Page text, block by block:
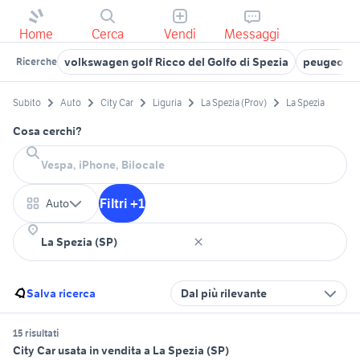
Home Cerca Vendi Messaggi
Ricerche volkswagen golf Ricco del Golfo di Spezia peugeot
Subito Auto City Car Liguria La Spezia (Prov) La Spezia
Cosa cerchi?
Auto Filtri +1
Salva ricerca Dal più rilevante
15 risultati
City Car usata in vendita a La Spezia (SP)